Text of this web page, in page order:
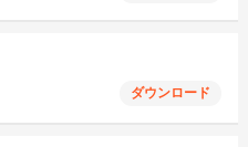
ダウンロード